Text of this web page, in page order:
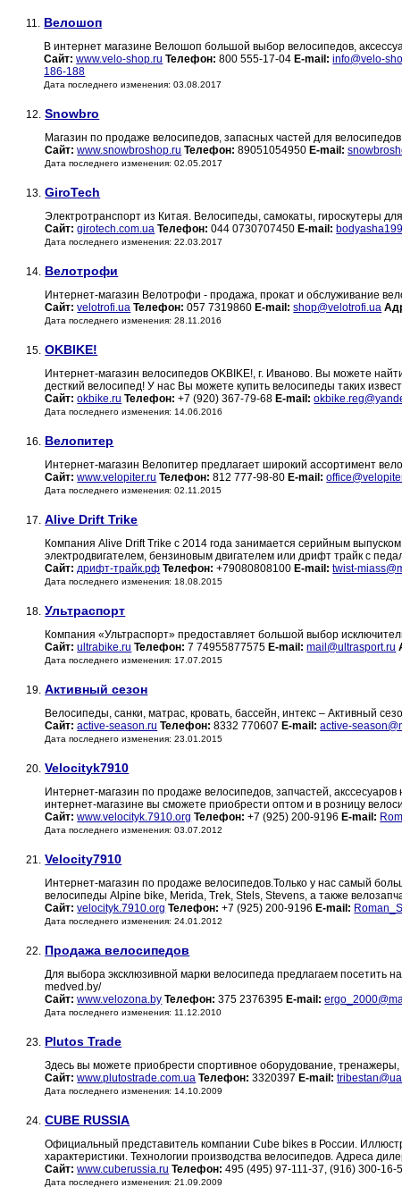
11. Велошоп
В интернет магазине Велошоп большой выбор велосипедов,
Сайт: www.velo-shop.ru Телефон: 800 555-17-04 E-mail: info@velo-
186-188
Дата последнего изменения: 03.08.2017
12. Snowbro
Магазин по продаже велосипедов, запасных частей для
Сайт: www.snowbroshop.ru Телефон: 89051054950 E-mail:
Дата последнего изменения: 02.05.2017
13. GiroTech
Электротранспорт из Китая. Велосипеды, самокаты, гироскутеры
Сайт: girotech.com.ua Телефон: 044 0730707450 E-mail:
Дата последнего изменения: 22.03.2017
14. Велотрофи
Интернет-магазин Велотрофи - продажа, прокат и обслуживание
Сайт: velotrofi.ua Телефон: 057 7319860 E-mail: shop@velotrofi.ua
Дата последнего изменения: 28.11.2016
15. OKBIKE!
Интернет-магазин велосипедов OKBIKE!, г. Иваново. Вы можете
десткий велосипед! У нас Вы можете купить велосипеды таких
Сайт: okbike.ru Телефон: +7 (920) 367-79-68 E-mail:
Дата последнего изменения: 14.06.2016
16. Велопитер
Интернет-магазин Велопитер предлагает широкий ассортимент
Сайт: www.velopiter.ru Телефон: 812 777-98-80 E-mail:
Дата последнего изменения: 02.11.2015
17. Alive Drift Trike
Компания Alive Drift Trike с 2014 года занимается серийным
электродвигателем, бензиновым двигателем или дрифт трайк с
Сайт: дрифт-трайк.рф Телефон: +79080808100 E-mail: twist-
Дата последнего изменения: 18.08.2015
18. Ультраспорт
Компания «Ультраспорт» предоставляет большой выбор
Сайт: ultrabike.ru Телефон: 7 74955877575 E-mail: mail@ultrasport.ru
Дата последнего изменения: 17.07.2015
19. Активный сезон
Велосипеды, санки, матрас, кровать, бассейн, интекс – Активный
Сайт: active-season.ru Телефон: 8332 770607 E-mail: active-
Дата последнего изменения: 23.01.2015
20. Velocityk7910
Интернет-магазин по продаже велосипедов, запчастей,
интернет-магазине вы сможете приобрести оптом и в розницу
Сайт: www.velocityk.7910.org Телефон: +7 (925) 200-9196 E-mail:
Дата последнего изменения: 03.07.2012
21. Velocity7910
Интернет-магазин по продаже велосипедов.Только у нас самый
велосипеды Alpine bike, Merida, Trek, Stels, Stevens, а также
Сайт: velocityk.7910.org Телефон: +7 (925) 200-9196 E-mail:
Дата последнего изменения: 24.01.2012
22. Продажа велосипедов
Для выбора эксклюзивной марки велосипеда предлагаем посетить
medved.by/
Сайт: www.velozona.by Телефон: 375 2376395 E-mail:
Дата последнего изменения: 11.12.2010
23. Plutos Trade
Здесь вы можете приобрести спортивное оборудование,
Сайт: www.plutostrade.com.ua Телефон: 3320397 E-mail:
Дата последнего изменения: 14.10.2009
24. CUBE RUSSIA
Официальный представитель компании Cube bikes в России.
характеристики. Технологии производства велосипедов. Адреса
Сайт: www.cuberussia.ru Телефон: 495 (495) 97-111-37, (916) 300-16-
Дата последнего изменения: 21.09.2009